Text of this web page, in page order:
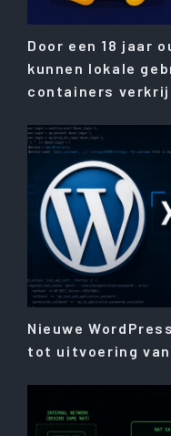
Door een 18 jaar
kunnen lokale
containers
Nieuwe
tot uitvoering van